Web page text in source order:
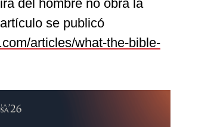
del hombre no obra la
se publicó
articles/what-the-bible-